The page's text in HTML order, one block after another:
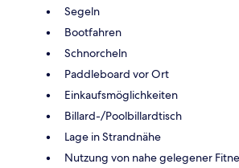
Segeln
Bootfahren
Schnorcheln
Paddleboard vor Ort
Einkaufsmöglichkeiten
Billard-/Poolbillardtisch
Lage in Strandnähe
Nutzung von nahe gelegener